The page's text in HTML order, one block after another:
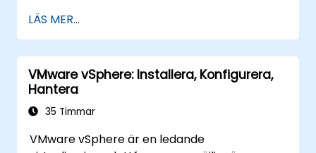
visualiseringstekniker.
Anpassa diagram för bättre presentation
och klarhet.
Tolka och presentera data effektivt med
hjälp av visuella verktyg.
LÄS MER...
VMware vSphere: Installera, Konfigurera,
Hantera
35 Timmar
VMware vSphere är en ledande